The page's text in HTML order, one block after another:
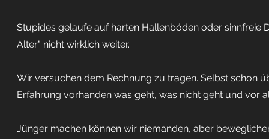
Stupides gelaufe auf harten Hallenböden oder sinnfreie
Alter" nicht wirklich weiter.
Wir versuchen dem Rechnung zu tragen. Selbst schon
Erfahrung vorhanden was geht, was nicht geht und vor
Jünger machen können wir niemanden, aber